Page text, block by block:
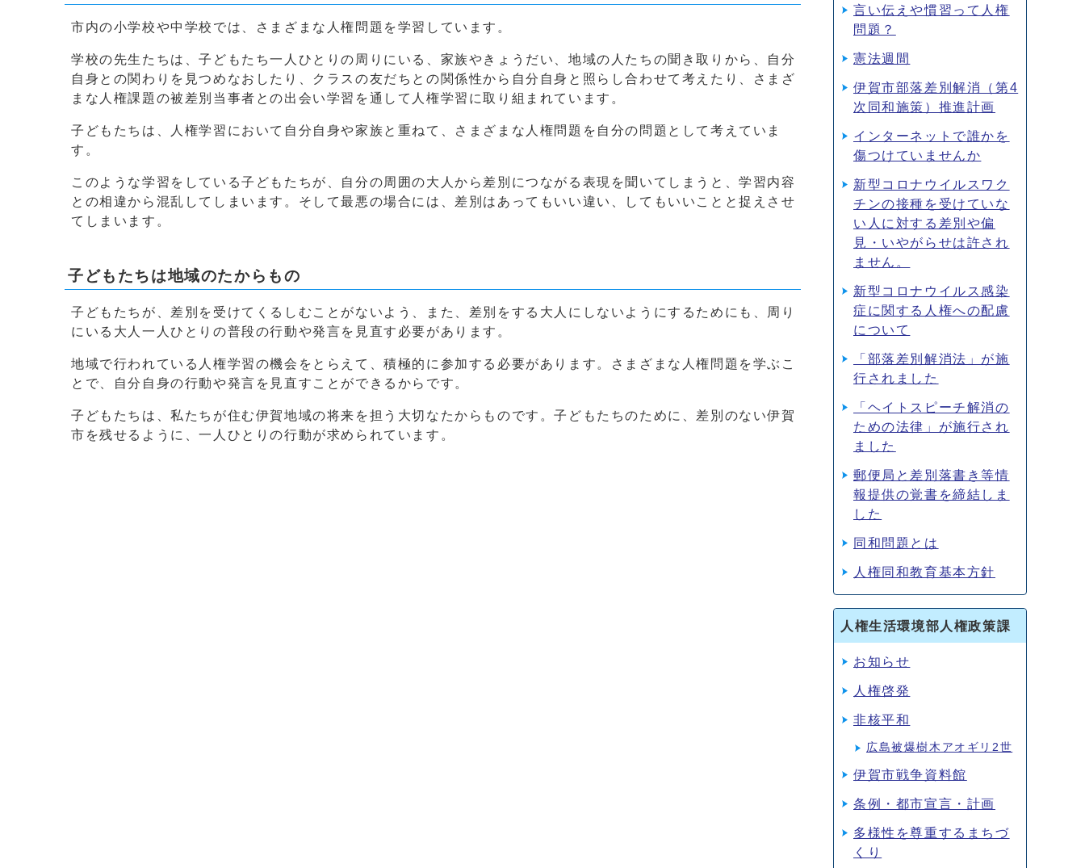
市内の小学校や中学校では、さまざまな人権問題を学習しています。
学校の先生たちは、子どもたち一人ひとりの周りにいる、家族やきょうだい、地域の人たちの聞き取りから、自分
自身との関わりを見つめなおしたり、クラスの友だちとの関係性から自分自身と照らし合わせて考えたり、さまざ
まな人権課題の被差別当事者との出会い学習を通して人権学習に取り組まれています。
子どもたちは、人権学習において自分自身や家族と重ねて、さまざまな人権問題を自分の問題として考えていま
す。
このような学習をしている子どもたちが、自分の周囲の大人から差別につながる表現を聞いてしまうと、学習内容
との相違から混乱してしまいます。そして最悪の場合には、差別はあってもいい違い、してもいいことと捉えさせ
てしまいます。
子どもたちは地域のたからもの
子どもたちが、差別を受けてくるしむことがないよう、また、差別をする大人にしないようにするためにも、周り
にいる大人一人ひとりの普段の行動や発言を見直す必要があります。
地域で行われている人権学習の機会をとらえて、積極的に参加する必要があります。さまざまな人権問題を学ぶこ
とで、自分自身の行動や発言を見直すことができるからです。
子どもたちは、私たちが住む伊賀地域の将来を担う大切なたからものです。子どもたちのために、差別のない伊賀
市を残せるように、一人ひとりの行動が求められています。
言い伝えや慣習って人権
問題？
憲法週間
伊賀市部落差別解消（第4
次同和施策）推進計画
インターネットで誰かを
傷つけていませんか
新型コロナウイルスワク
チンの接種を受けていな
い人に対する差別や偏
見・いやがらせは許され
ません。
新型コロナウイルス感染
症に関する人権への配慮
について
「部落差別解消法」が施
行されました
「ヘイトスピーチ解消の
ための法律」が施行され
ました
郵便局と差別落書き等情
報提供の覚書を締結しま
した
同和問題とは
人権同和教育基本方針
人権生活環境部人権政策課
お知らせ
人権啓発
非核平和
広島被爆樹木アオギリ2世
伊賀市戦争資料館
条例・都市宣言・計画
多様性を尊重するまちづ
くり